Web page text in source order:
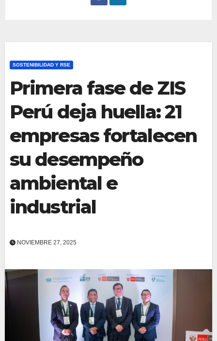
SOSTENIBILIDAD Y RSE
Primera fase de ZIS
Perú deja huella: 21
empresas fortalecen
su desempeño
ambiental e
industrial
NOVIEMBRE 27, 2025